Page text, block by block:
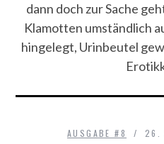
dann doch zur Sache
Klamotten umständlich
hingelegt, Urinbeutel
AUSGABE #8 26.